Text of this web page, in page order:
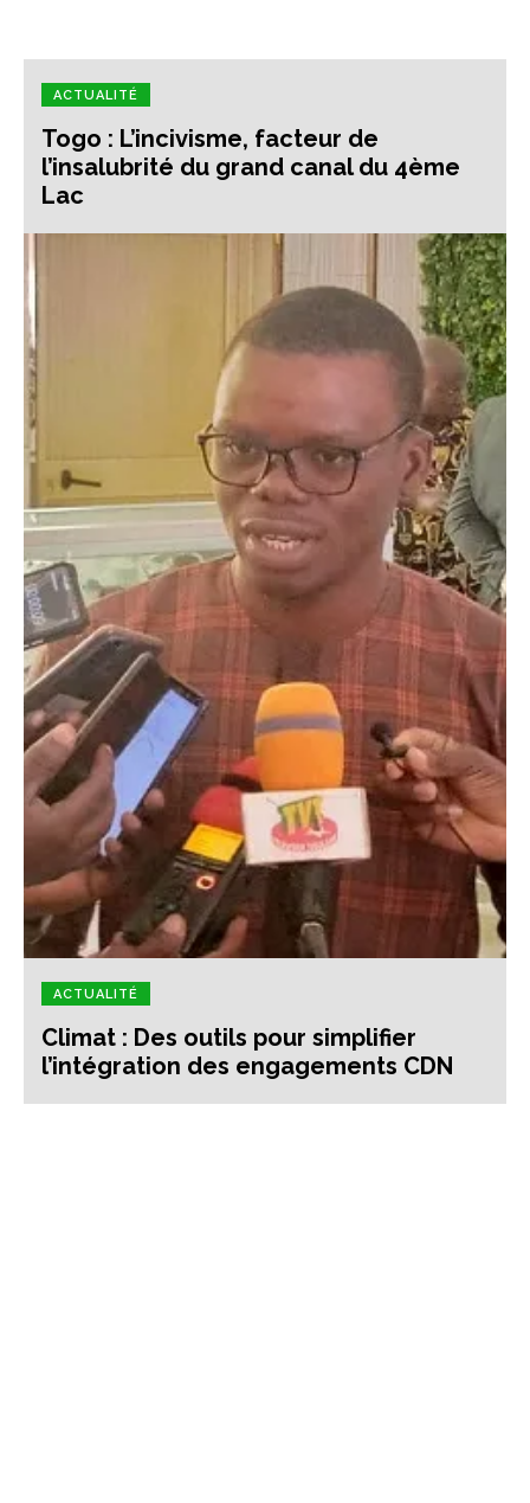
ACTUALITÉ
Togo : L’incivisme, facteur de
l’insalubrité du grand canal du 4ème
Lac
ACTUALITÉ
Climat : Des outils pour simplifier
l’intégration des engagements CDN